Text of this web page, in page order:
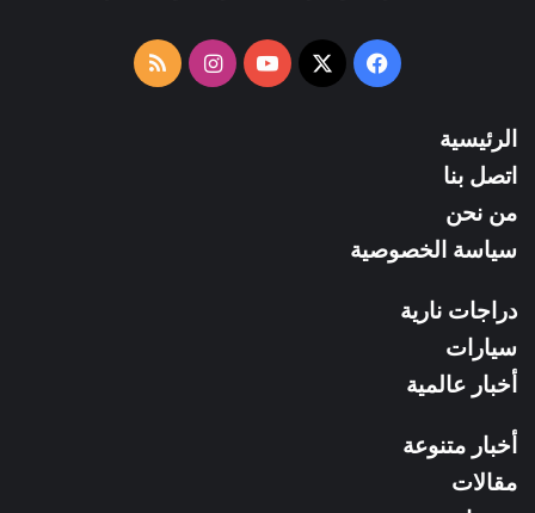
فيسبوك
X يوتيوبانستقرامملخص
الرئيسية
اتصل بنا
من نحن
سياسة الخصوصية
دراجات نارية
سيارات
أخبار عالمية
أخبار متنوعة
مقالات